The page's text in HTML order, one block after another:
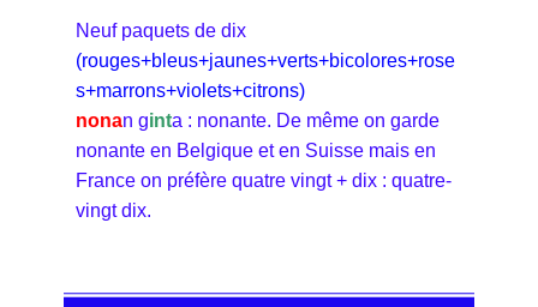
Neuf paquets de dix
(rouges+bleus+jaunes+verts+bicolores+rose
s+marrons+violets+citrons)
nonan ginta : nonante. De même on garde
nonante en Belgique et en Suisse mais en
France on préfère quatre vingt + dix : quatre-
vingt dix.